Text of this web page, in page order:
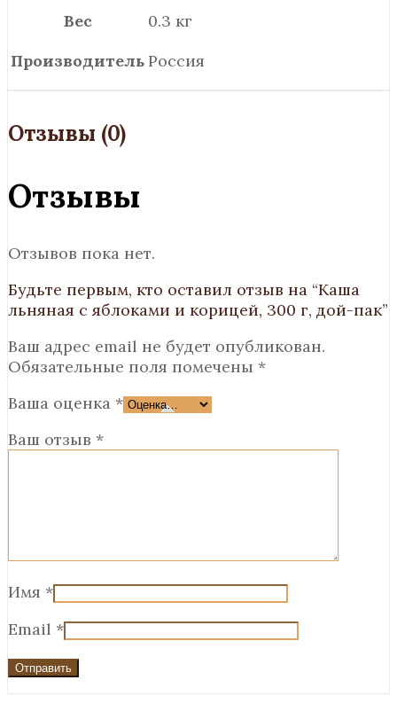
Вес
0.3 кг
ПроизводительРоссия
Отзывы (0)
Отзывы
Отзывов пока нет.
Будьте первым, кто оставил отзыв на “Каша
льняная с яблоками и корицей, 300 г, дой-пак”
Ваш адрес email не будет опубликован.
Обязательные поля помечены *
Ваша оценка *
Ваш отзыв *
Имя *
Email *